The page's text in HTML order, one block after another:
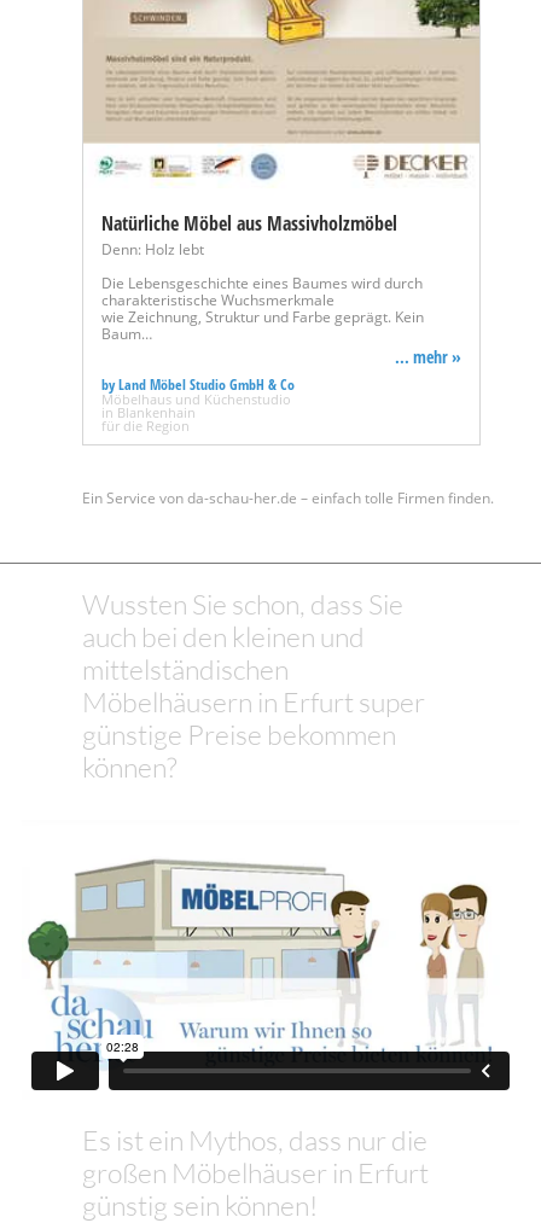
Natürliche Möbel aus Massivholzmöbel
Denn: Holz lebt
Die Lebensgeschichte eines Baumes wird durch
charakteristische Wuchsmerkmale
wie Zeichnung, Struktur und Farbe geprägt. Kein
Baum…
... mehr »
by Land Möbel Studio GmbH & Co
Möbelhaus und Küchenstudio
in Blankenhain
für die Region
Ein Service von da-schau-her.de – einfach tolle Firmen finden.
Wussten Sie schon, dass Sie
auch bei den kleinen und
mittelständischen
Möbelhäusern in Erfurt super
günstige Preise bekommen
können?
Es ist ein Mythos, dass nur die
großen Möbelhäuser in Erfurt
günstig sein können!